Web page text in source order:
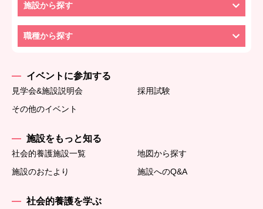
施設から探す
職種から探す
イベントに参加する
見学会&施設説明会
採用試験
その他のイベント
施設をもっと知る
社会的養護施設一覧
地図から探す
施設のおたより
施設へのQ&A
社会的養護を学ぶ